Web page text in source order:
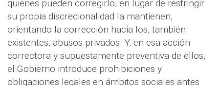
quienes pueden corregirlo, en lugar de restringir
su propia discrecionalidad la mantienen,
orientando la corrección hacia los, también
existentes, abusos privados. Y, en esa acción
correctora y supuestamente preventiva de ellos,
el Gobierno introduce prohibiciones y
obligaciones legales en ámbitos sociales antes